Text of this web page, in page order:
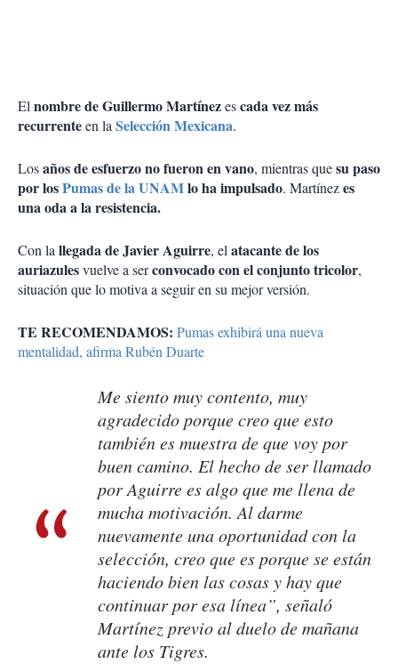
Elnombre de Guillermo Martínezescada vez más
recurrenteen laSelección Mexicana.
Losaños de esfuerzo no fueron en vano, mientras quesu paso
por losPumas de la UNAMlo ha impulsado. Martínezes
una oda a la resistencia.
Con lallegada de Javier Aguirre, elatacante de los
auriazulesvuelve a serconvocado con el conjunto tricolor,
situación que lo motiva a seguir en su mejor versión.
TE RECOMENDAMOS: Pumas exhibirá una nueva
mentalidad, afirma Rubén Duarte
Me siento muy contento, muy
agradecido porque creo que esto
también es muestra de que voy por
buen camino. El hecho de ser llamado
por Aguirre es algo que me llena de
mucha motivación. Al darme
nuevamente una oportunidad con la
selección, creo que es porque se están
haciendo bien las cosas y hay que
continuar por esa línea”, señaló
Martínez previo al duelo de mañana
ante los Tigres.